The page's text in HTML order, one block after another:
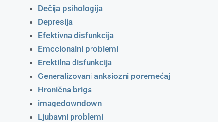
Dečija psihologija
Depresija
Efektivna disfunkcija
Emocionalni problemi
Erektilna disfunkcija
Generalizovani anksiozni poremećaj
Hronična briga
imagedowndown
Ljubavni problemi